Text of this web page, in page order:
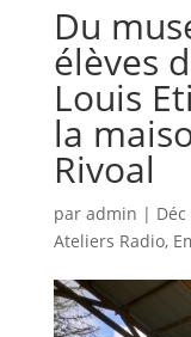
Du
élèves
Louis
la
Rivoal
par admin |
Ateliers Radio,